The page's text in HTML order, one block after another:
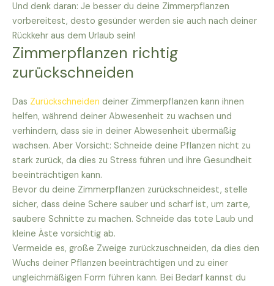
Und denk daran: Je besser du deine Zimmerpflanzen
vorbereitest, desto gesünder werden sie auch nach deiner
Rückkehr aus dem Urlaub sein!
Zimmerpflanzen richtig
zurückschneiden
Das Zurückschneiden deiner Zimmerpflanzen kann ihnen
helfen, während deiner Abwesenheit zu wachsen und
verhindern, dass sie in deiner Abwesenheit übermäßig
wachsen. Aber Vorsicht: Schneide deine Pflanzen nicht zu
stark zurück, da dies zu Stress führen und ihre Gesundheit
beeinträchtigen kann.
Bevor du deine Zimmerpflanzen zurückschneidest, stelle
sicher, dass deine Schere sauber und scharf ist, um zarte,
saubere Schnitte zu machen. Schneide das tote Laub und
kleine Äste vorsichtig ab.
Vermeide es, große Zweige zurückzuschneiden, da dies den
Wuchs deiner Pflanzen beeinträchtigen und zu einer
ungleichmäßigen Form führen kann. Bei Bedarf kannst du